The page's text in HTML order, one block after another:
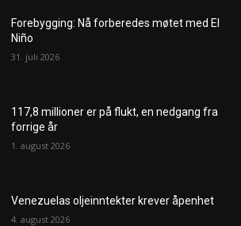
Forebygging: Nå forberedes møtet med El
Niño
31. juli 2026
117,8 millioner er på flukt, en nedgang fra
forrige år
1. august 2026
Venezuelas oljeinntekter krever åpenhet
4. august 2026